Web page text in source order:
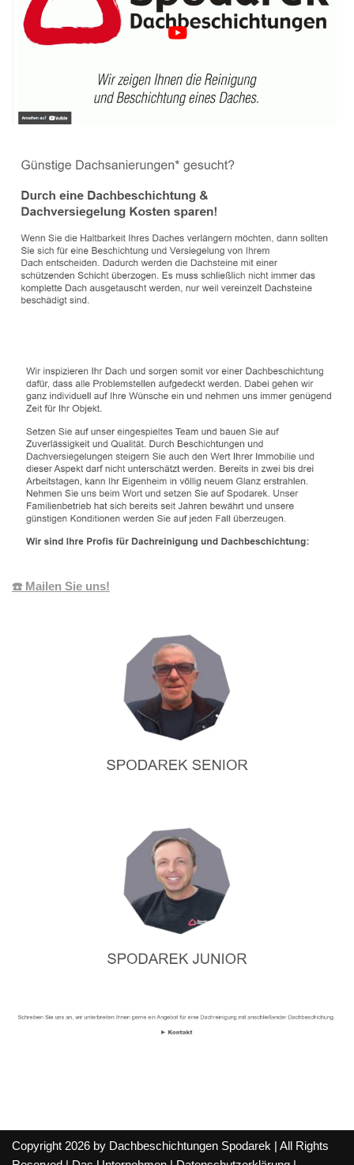
☎️ Mailen Sie uns!
Copyright 2026 by Dachbeschichtungen Spodarek | All Rights